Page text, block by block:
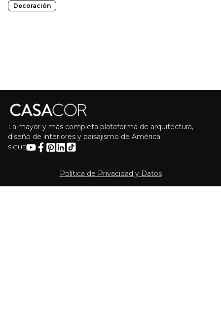
Decoración
La mayor y más completa plataforma de arquitectura,
diseño de interiores y paisajismo de América
SIGUE
Política de Privacidad y Datos